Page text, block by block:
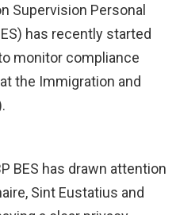
Supervision Personal
has recently started
monitor compliance
the Immigration and
BES has drawn attention
Sint Eustatius and